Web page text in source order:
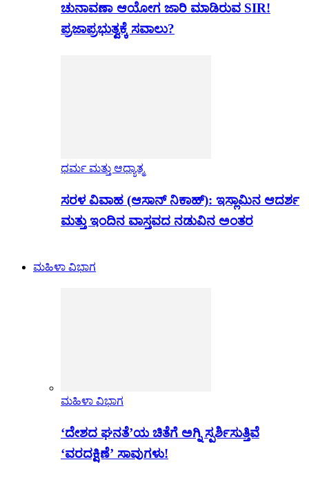
ಚುನಾವಣಾ ಆಯೋಗ ಜಾರಿ ಮಾಡಿರುವ SIR!
ಪ್ರಜಾಪ್ರಭುತ್ವಕ್ಕೆ ಸವಾಲು?
ಧರ್ಮ ಮತ್ತು ಆಧ್ಯಾತ್ಮ
ಸರಳ ವಿವಾಹ (ಆಸಾನ್ ನಿಕಾಹ್): ಇಸ್ಲಾಮಿನ ಆದರ್ಶ
ಮತ್ತು ಇಂದಿನ ವಾಸ್ತವದ ನಡುವಿನ ಅಂತರ
ಮಹಿಳಾ ವಿಭಾಗ
ಮಹಿಳಾ ವಿಭಾಗ
‘ದೇಶದ ಘನತೆ’ಯ ಚಿತೆಗೆ ಅಗ್ನಿ ಸ್ಪರ್ಶಿಸುತ್ತಿವೆ
‘ವರದಕ್ಷಿಣೆ’ ಸಾವುಗಳು!